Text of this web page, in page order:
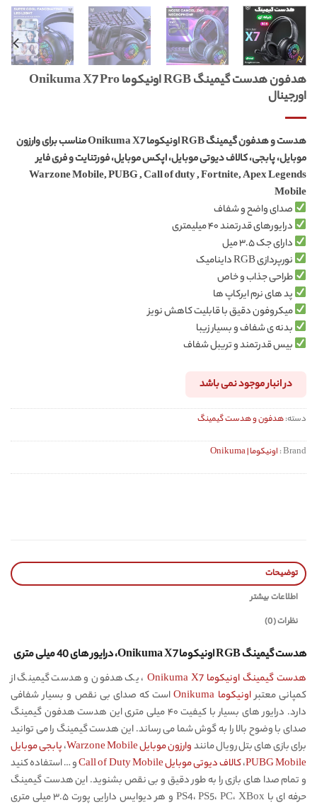
هدفون هدست گیمینگ RGB اونیکوما Onikuma X7 Pro
اورجینال
هدست و هدفون گیمینگ RGB اونیکوما Onikuma X7 مناسب برای وارزون
موبایل، پابجی، کالاف دیوتی موبایل، اپکس موبایل، فورتنایت و فری فایر
Warzone Mobile, PUBG , Call of duty , Fortnite, Apex Legends
Mobile
صدای واضح و شفاف
درایورهای قدرتمند ۴۰ میلیمتری
دارای جک ۳.۵ میل
نورپردازی RGB داینامیک
طراحی جذاب و خاص
پد های نرم ایرکاپ ها
میکروفون دقیق با قابلیت کاهش نویز
بدنه ی شفاف و بسیار زیبا
بیس قدرتمند و تریبل شفاف
در انبار موجود نمی باشد
دسته:هدفون و هدست گیمینگ
Brand : اونیکوما | Onikuma
توضیحات
اطلاعات بیشتر
نظرات (0)
هدست گیمینگ RGB اونیکوما Onikuma X7، درایور های 40 میلی متری
هدست گیمینگ اونیکوما Onikuma X7
، یک هدفون و هدست گیمینگ از
کمپانی معتبراونیکوما Onikuma
است که صدای بی نقص و بسیار شفافی
دارد. درایور های بسیار با کیفیت ۴۰ میلی متری این هدست هدفون گیمینگ
صدای با وضوح بالا را به گوش شما می رساند. این هدست گیمینگ را می توانید
برای بازی های بتل رویال مانندوارزون موبایل Warzone Mobile ،پابجی موبایل
PUBG Mobile،کالاف دیوتی موبایل Call of Duty Mobile
و … استفاده کنید
و تمام صدا های بازی را به طور دقیق و بی نقص بشنوید. این هدست گیمینگ
حرفه ای با PS4، PS5، PC، XBox و هر دیوایس دارایی پورت ۳.۵ میلی متری